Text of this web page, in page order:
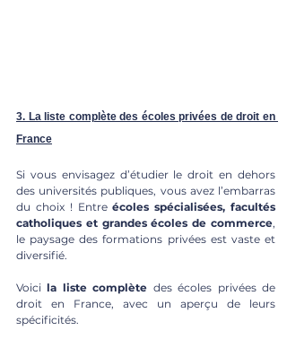
3. La liste complète des écoles privées de droit en
France
Si vous envisagez d’étudier le droit en dehors
des universités publiques, vous avez l’embarras
du choix ! Entre écoles spécialisées, facultés
catholiques et grandes écoles de commerce,
le paysage des formations privées est vaste et
diversifié.
Voici la liste complète des écoles privées de
droit en France, avec un aperçu de leurs
spécificités.